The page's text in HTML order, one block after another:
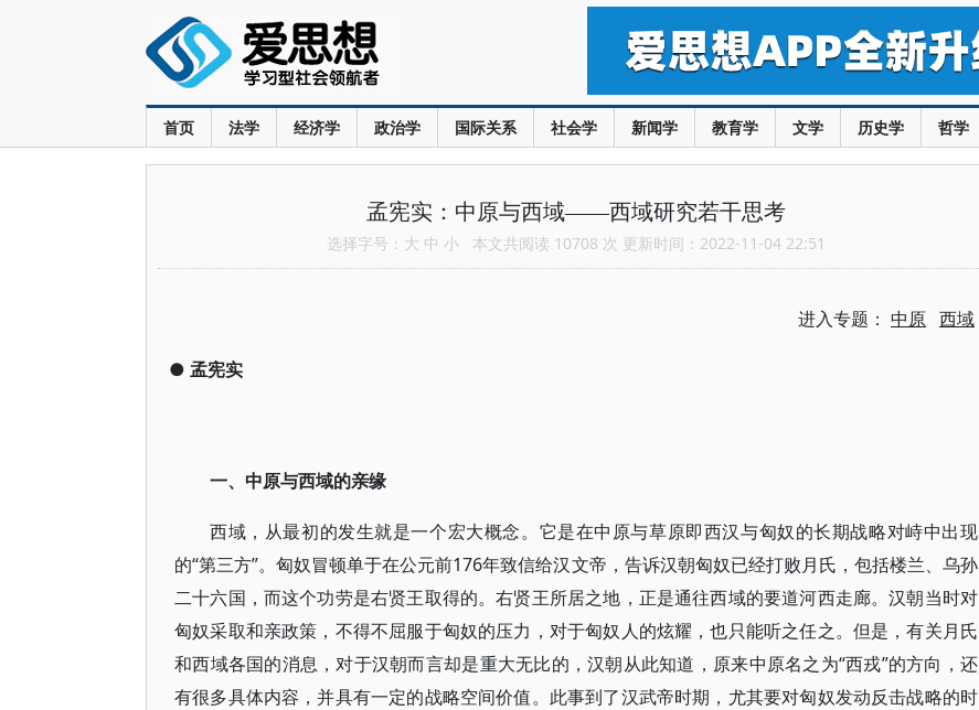
首页 法学 经济学 政治学 国际关系 社会学 新闻学 教育学 文学 历史学 哲学
孟宪实：中原与西域——西域研究若干思考
选择字号： 大 中 小 本文共阅读 10708 次 更新时间：2022-11-04 22:51
进入专题： 中原 西域
● 孟宪实
一、中原与西域的亲缘
西域，从最初的发生就是一个宏大概念。它是在中原与草原即西汉与匈奴的长期战略对峙中出现
的“第三方”。匈奴冒顿单于在公元前176年致信给汉文帝，告诉汉朝匈奴已经打败月氏，包括楼兰、乌孙
二十六国，而这个功劳是右贤王取得的。右贤王所居之地，正是通往西域的要道河西走廊。汉朝当时对
匈奴采取和亲政策，不得不屈服于匈奴的压力，对于匈奴人的炫耀，也只能听之任之。但是，有关月氏
和西域各国的消息，对于汉朝而言却是重大无比的，汉朝从此知道，原来中原名之为“西戎”的方向，还
有很多具体内容，并具有一定的战略空间价值。此事到了汉武帝时期，尤其要对匈奴发动反击战略的时